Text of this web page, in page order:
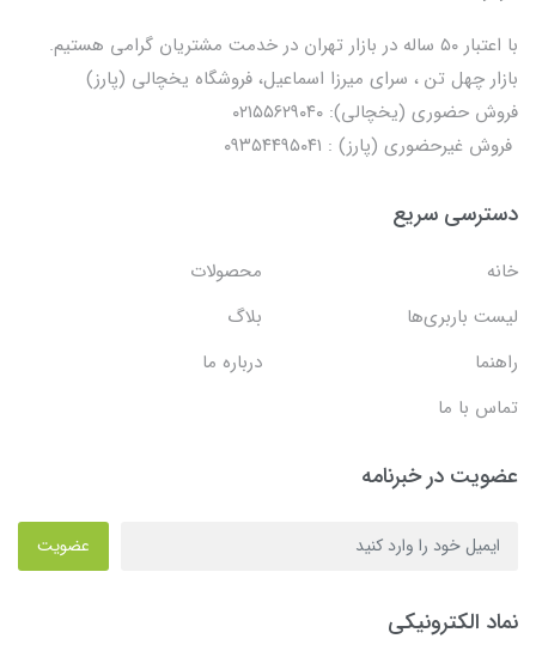
با اعتبار ۵۰ ساله در بازار تهران در خدمت مشتریان گرامی هستیم.
بازار چهل تن ، سرای میرزا اسماعیل، فروشگاه یخچالی‌ (پارز)
فروش حضوری (یخچالی): ۰۲۱۵۵۶۲۹۰۴۰
فروش غیرحضوری (پارز) : ۰۹۳۵۴۴۹۵۰۴۱
دسترسی سریع
خانه
محصولات
لیست باربری‌ها
بلاگ
راهنما
درباره ما
تماس با ما
عضویت در خبرنامه
عضویت
نماد الکترونیکی